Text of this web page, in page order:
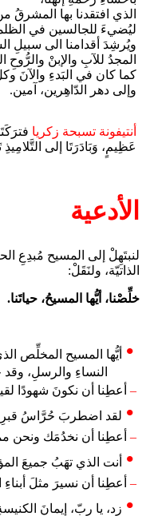
الذي افتقدنا بها المشرقُ
ليُضيءَ للجالسين في
ويُرشِدَ أقدامنا الى سبيلِ
المجدُ للآبِ والإبنْ والرُّوحِ
كما كان في البَدءِ والآنَ
وإلى دهر الدّاهِرين، آمين.
أنتيفونة تسبحة زكريا
عَظِيمٍ، وَبَادَرَتَا إلى
الأدعية
لنبتَهِلْ إلى المسيح مُبدِعِ
الذاتيّة، ولنَقَلْ:
خلِّصْنا، أيُّها المسيحُ، حياتَنا.
أيُّها المسيح المخلِّص
النساءِ والرسلِ،
– أعطِنا أن نكونَ شهودًا
لقد اضطربَ حُرَّاسُ
– أعطِنا أن نخدُمَك ونحن
أنت الذي تهَبُ جميعَ
– أعطِنا أن نسيرَ مثلَ
زد، يا ربّ، إيمانَ